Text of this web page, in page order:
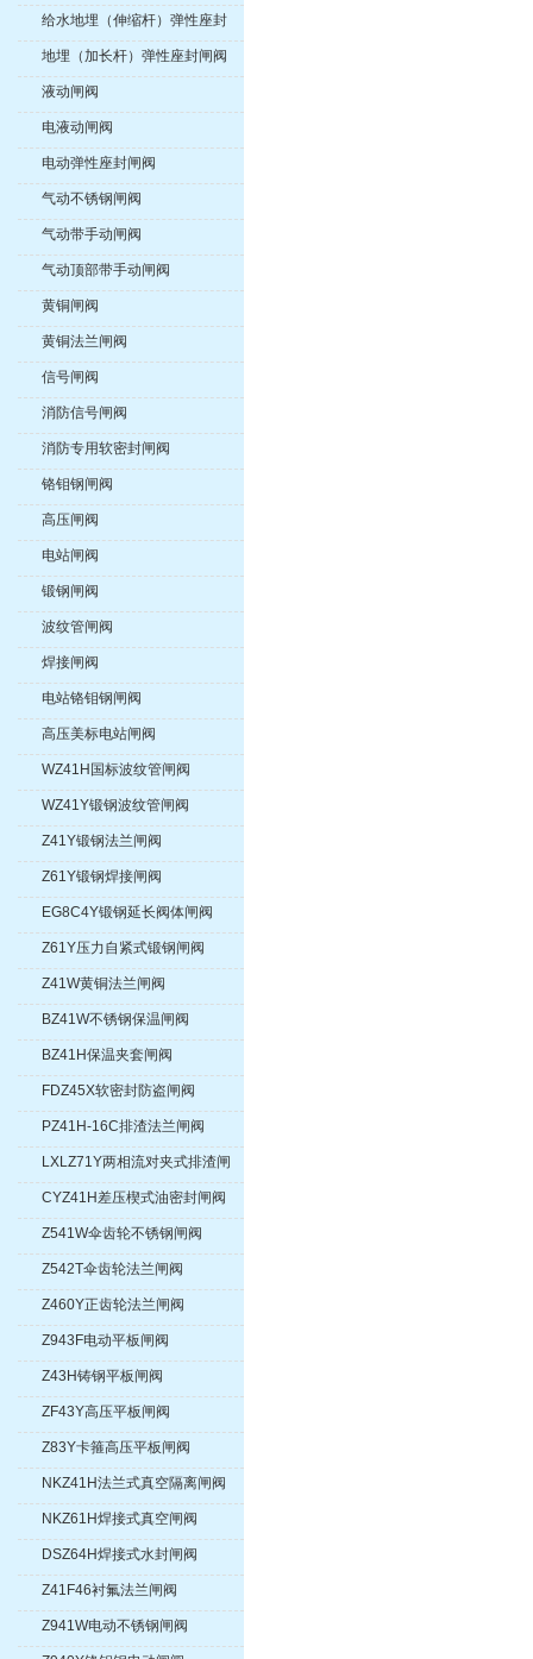
闸阀
给水地埋（伸缩杆）弹性座封
闸阀
地埋（加长杆）弹性座封闸阀
液动闸阀
电液动闸阀
电动弹性座封闸阀
气动不锈钢闸阀
气动带手动闸阀
气动顶部带手动闸阀
黄铜闸阀
黄铜法兰闸阀
信号闸阀
消防信号闸阀
消防专用软密封闸阀
铬钼钢闸阀
高压闸阀
电站闸阀
锻钢闸阀
波纹管闸阀
焊接闸阀
电站铬钼钢闸阀
高压美标电站闸阀
WZ41H国标波纹管闸阀
WZ41Y锻钢波纹管闸阀
Z41Y锻钢法兰闸阀
Z61Y锻钢焊接闸阀
EG8C4Y锻钢延长阀体闸阀
Z61Y压力自紧式锻钢闸阀
Z41W黄铜法兰闸阀
BZ41W不锈钢保温闸阀
BZ41H保温夹套闸阀
FDZ45X软密封防盗闸阀
PZ41H-16C排渣法兰闸阀
LXLZ71Y两相流对夹式排渣闸
阀
CYZ41H差压楔式油密封闸阀
Z541W伞齿轮不锈钢闸阀
Z542T伞齿轮法兰闸阀
Z460Y正齿轮法兰闸阀
Z943F电动平板闸阀
Z43H铸钢平板闸阀
ZF43Y高压平板闸阀
Z83Y卡箍高压平板闸阀
NKZ41H法兰式真空隔离闸阀
NKZ61H焊接式真空闸阀
DSZ64H焊接式水封闸阀
Z41F46衬氟法兰闸阀
Z941W电动不锈钢闸阀